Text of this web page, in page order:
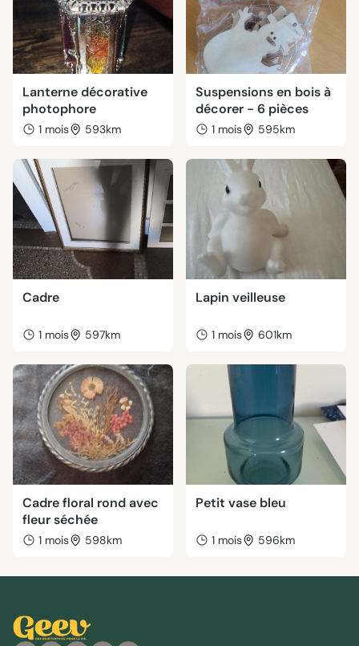
Lanterne décorative
photophore
1 mois 593km
Suspensions en bois à
décorer - 6 pièces
1 mois 595km
Cadre
1 mois 597km
Lapin veilleuse
1 mois 601km
Cadre floral rond avec
fleur séchée
1 mois 598km
Petit vase bleu
1 mois 596km